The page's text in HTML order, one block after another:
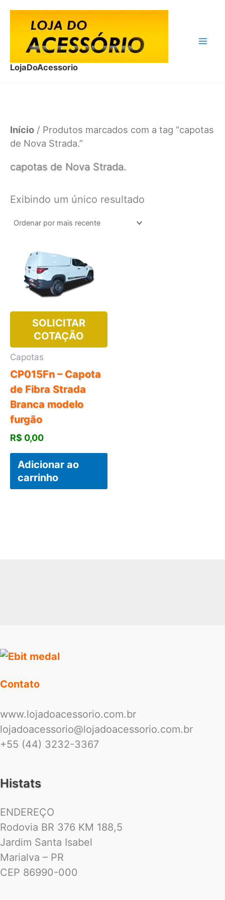
conteúdo
LojaDoAcessorio
Início / Produtos marcados com a tag “capotas
de Nova Strada.”
capotas de Nova Strada.
Exibindo um único resultado
SOLICITAR
COTAÇÃO
Capotas
CP015Fn – Capota
de Fibra Strada
Branca modelo
furgão
R$ 0,00
Adicionar ao
carrinho
Contato
www.lojadoacessorio.com.br
lojadoacessorio@lojadoacessorio.com.br
+55 (44) 3232-3367
Histats
ENDEREÇO
Rodovia BR 376 KM 188,5
Jardim Santa Isabel
Marialva – PR
CEP 86990-000